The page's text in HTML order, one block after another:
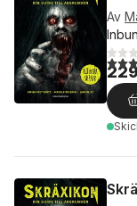
Av
5,0